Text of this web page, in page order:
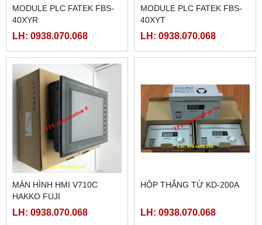
MODULE PLC FATEK FBS-
40XYR
LH: 0938.070.068
MODULE PLC FATEK FBS-
40XYT
LH: 0938.070.068
MÀN HÌNH HMI V710C
HAKKO FUJI
LH: 0938.070.068
HỘP THẮNG TỪ KD-200A
LH: 0938.070.068